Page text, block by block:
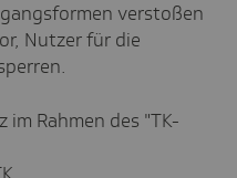
verstoßen
Nutzer für die
im Rahmen des "TK-